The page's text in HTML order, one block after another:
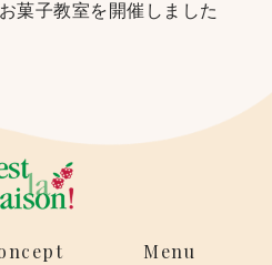
菓子教室を開催しました
Menu